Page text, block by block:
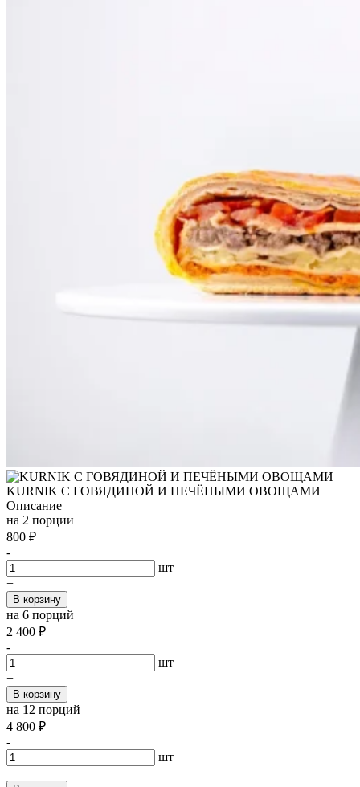
KURNIK С ГОВЯДИНОЙ И ПЕЧЁНЫМИ ОВОЩАМИ
Описание
на 2 порции
800 ₽
-
шт
+
В корзину
на 6 порций
2 400 ₽
-
шт
+
В корзину
на 12 порций
4 800 ₽
-
шт
+